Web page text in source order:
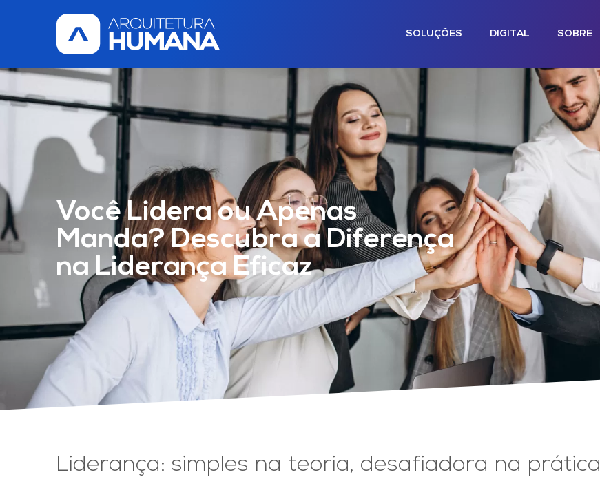
SOLUÇÕES DIGITAL SOBRE
Você Lidera ou Apenas
Manda? Descubra a Diferença
na Liderança Eficaz
Liderança: simples na teoria, desafiadora na prática